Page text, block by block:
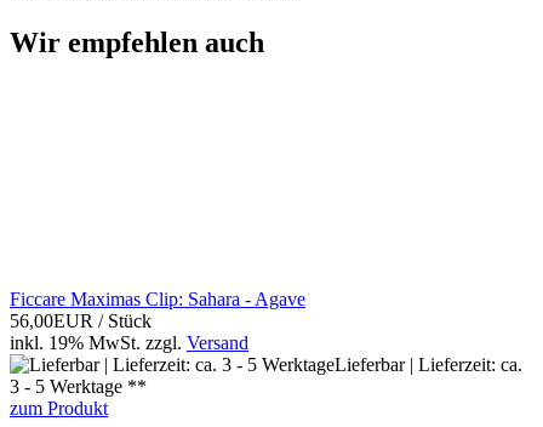
Wir empfehlen auch
Ficcare Maximas Clip: Sahara - Agave
56,00EUR / Stück
inkl. 19% MwSt. zzgl. Versand
Lieferbar | Lieferzeit: ca.
3 - 5 Werktage **
zum Produkt